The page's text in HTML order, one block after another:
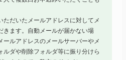
だいたメールアドレスに対してメ
きます。自動メールが届かない場
ールアドレスのメールサーバーやメ
ルダや削除フォルダ等に振り分けら